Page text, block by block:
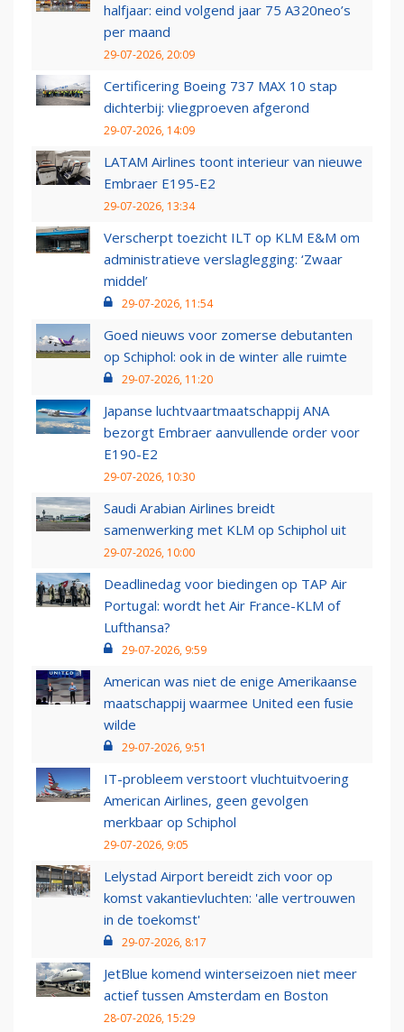
halfjaar: eind volgend jaar 75 A320neo’s
per maand
29-07-2026, 20:09
Certificering Boeing 737 MAX 10 stap
dichterbij: vliegproeven afgerond
29-07-2026, 14:09
LATAM Airlines toont interieur van nieuwe
Embraer E195-E2
29-07-2026, 13:34
Verscherpt toezicht ILT op KLM E&M om
administratieve verslaglegging: ‘Zwaar
middel’
29-07-2026, 11:54
Goed nieuws voor zomerse debutanten
op Schiphol: ook in de winter alle ruimte
29-07-2026, 11:20
Japanse luchtvaartmaatschappij ANA
bezorgt Embraer aanvullende order voor
E190-E2
29-07-2026, 10:30
Saudi Arabian Airlines breidt
samenwerking met KLM op Schiphol uit
29-07-2026, 10:00
Deadlinedag voor biedingen op TAP Air
Portugal: wordt het Air France-KLM of
Lufthansa?
29-07-2026, 9:59
American was niet de enige Amerikaanse
maatschappij waarmee United een fusie
wilde
29-07-2026, 9:51
IT-probleem verstoort vluchtuitvoering
American Airlines, geen gevolgen
merkbaar op Schiphol
29-07-2026, 9:05
Lelystad Airport bereidt zich voor op
komst vakantievluchten: 'alle vertrouwen
in de toekomst'
29-07-2026, 8:17
JetBlue komend winterseizoen niet meer
actief tussen Amsterdam en Boston
28-07-2026, 15:29